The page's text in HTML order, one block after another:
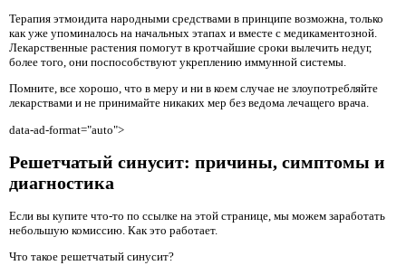
Терапия этмоидита народными средствами в принципе возможна, только
как уже упоминалось на начальных этапах и вместе с медикаментозной.
Лекарственные растения помогут в кротчайшие сроки вылечить недуг,
более того, они поспособствуют укреплению иммунной системы.
Помните, все хорошо, что в меру и ни в коем случае не злоупотребляйте
лекарствами и не принимайте никаких мер без ведома лечащего врача.
data-ad-format="auto">
Решетчатый синусит: причины, симптомы и
диагностика
Если вы купите что-то по ссылке на этой странице, мы можем заработать
небольшую комиссию. Как это работает.
Что такое решетчатый синусит?